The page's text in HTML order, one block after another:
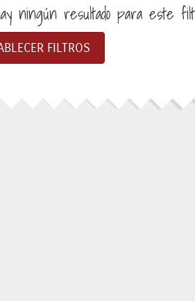
ningún resultado para este